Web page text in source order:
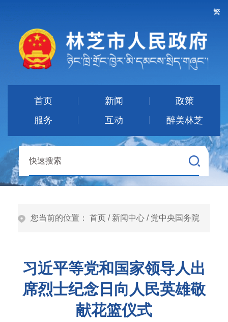
繁
首页 新闻
政策
服务
互动 醉美林芝
您当前的位置： 首页 / 新闻中心 / 党中央国务院
习近平等党和国家领导人出
席烈士纪念日向人民英雄敬
献花篮仪式